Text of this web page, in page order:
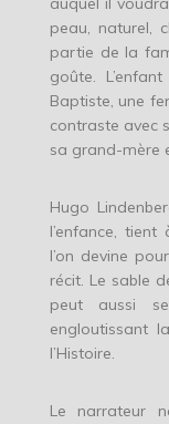
peau, naturel,
partie de la
goûte.
Baptiste, une
contraste avec
sa grand-mère
Hugo
l’enfance,
l’on devine
récit. Le sable
peut aussi
engloutissant
l’Histoire.
Le narrateur